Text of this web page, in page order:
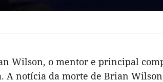
Wilson, o mentor e principal
A notícia da morte de Brian